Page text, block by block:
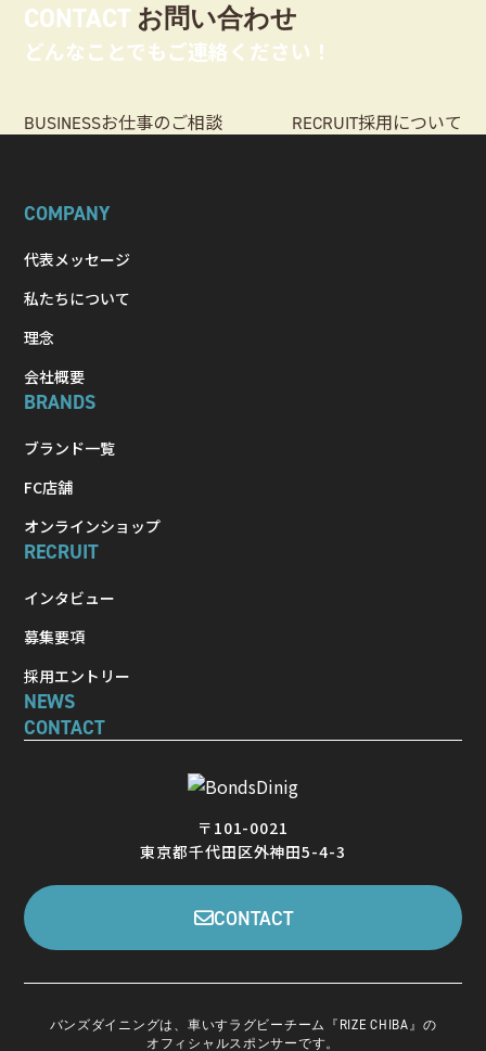
CONTACT お問い合わせ
どんなことでもご連絡ください！
BUSINESSお仕事のご相談 RECRUIT採用について
〒101-0021
東京都千代田区外神田5-4-3
CONTACT
COMPANY
代表メッセージ
私たちについて
理念
会社概要
BRANDS
ブランド一覧
FC店舗
オンラインショップ
RECRUIT
インタビュー
募集要項
採用エントリー
NEWS
CONTACT
バンズダイニングは、車いすラグビーチーム『RIZE CHIBA』の
オフィシャルスポンサーです。